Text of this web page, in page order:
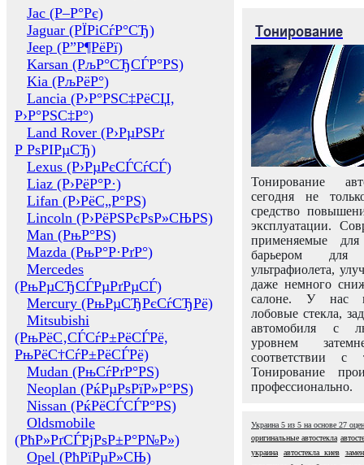
Jac (Р–Р°Рє)
Jaguar (РЇРіСѓР°СЂ)
Jeep (Р”Р¶РёРї)
Karsan (РљР°СЂСЃР°РЅ)
Kia (РљРёР°)
Lancia (Р›Р°РЅС‡РёСЏ,
Р›Р°РЅС‡Р°)
Land Rover (Р›РµРЅРґ
Р РѕРІРµСЂ)
Lexus (Р›РµРєСЃСѓСЃ)
Liaz (Р›РёР°Р·)
Lifan (Р›РёС„Р°РЅ)
Lincoln (Р›РёРЅРєРѕР»СЊРЅ)
Man (РњР°РЅ)
Mazda (РњР°Р·РґР°)
Mercedes
(РњРµСЂСЃРµРґРµСЃ)
Mercury (РњРµСЂРєСѓСЂРё)
Mitsubishi
(РњРёС‚СЃСѓР±РёСЃРё,
РњРёС†СѓР±РёСЃРё)
Mudan (РњСѓРґР°РЅ)
Neoplan (РќРµРѕРїР»Р°РЅ)
Nissan (РќРёСЃСЃР°РЅ)
Oldsmobile
(РћР»РґСЃРјРѕР±Р°Р№Р»)
Opel (РћРїРµР»СЊ)
Тонирование
Тонирование
сегодня не
средство
эксплуатации.
применяемые
барьером для
ультрафиолета,
даже немного
салоне. У нас
лобовые стекла,
автомобиля с
уровнем
соответствии с
Тонирование
профессионально.
Украина 5 из 5 на основе 27
оригинальные автостекла
украина
автостекла киев